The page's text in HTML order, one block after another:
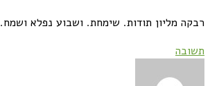
רבקה מליון תודות. שימחת. ושבוע נפלא ושמח.
תשובה